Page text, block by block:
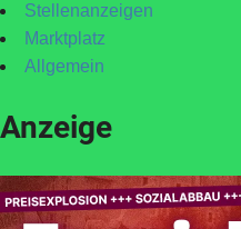
Stellenanzeigen
Marktplatz
Allgemein
Anzeige